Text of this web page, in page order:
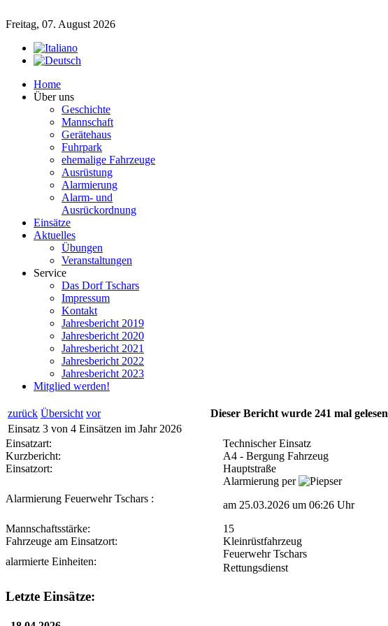
Freitag, 07. August 2026
Home
Über uns
Geschichte
Mannschaft
Gerätehaus
Fuhrpark
ehemalige Fahrzeuge
Ausrüstung
Alarmierung
Alarm- und
Ausrückordnung
Einsätze
Aktuelles
Übungen
Veranstaltungen
Service
Das Dorf Tschars
Impressum
Kontakt
Jahresbericht 2019
Jahresbericht 2020
Jahresbericht 2021
Jahresbericht 2022
Jahresbericht 2023
Mitglied werden!
zurück Übersicht vor
Dieser Bericht wurde 241 mal gelesen
Einsatz 3 von 4 Einsätzen im Jahr 2026
Einsatzart:
Technischer Einsatz
Kurzbericht:
A4 - Bergung Fahrzeug
Einsatzort:
Hauptstraße
Alarmierung Feuerwehr Tschars :
Alarmierung per
am 25.03.2026 um 06:26 Uhr
Mannschaftsstärke:
15
Fahrzeuge am Einsatzort:
Kleinrüstfahrzeug
alarmierte Einheiten:
Feuerwehr Tschars
Rettungsdienst
Letzte Einsätze: